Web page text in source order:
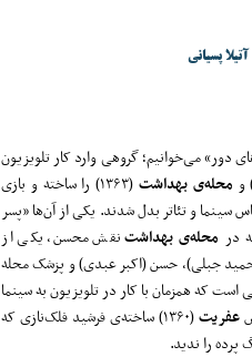
دور» می‌خوانیم؛ گروهی وارد کار تلویزیون
محله‌ی بهداشت
(۱۳۶۳) را ساخته و بازی
سینما و تئاتر بدل شدند. یکی از آن‌ها «پسر
در محله‌ی بهداشتنقش محسن، یکی از
جبلی)، حسن (اکبر عبدی) و پزشک محله
است که همزمان با کار در تلویزیون به سینما
عفریت
(۱۳۶۰) ساخته‌ی فرشید فلک‌نازی که
پرده را ندید.